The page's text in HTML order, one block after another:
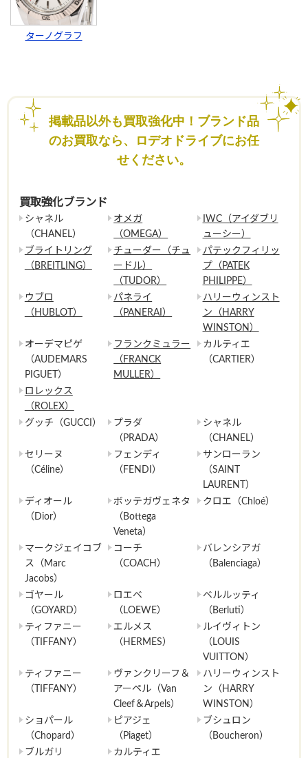
ターノグラフ
掲載品以外も買取強化中！ブランド品
のお買取なら、ロデオドライブにお任
せください。
買取強化ブランド
シャネル
（CHANEL）
オメガ
（OMEGA）
IWC（アイダブリ
ューシー）
ブライトリング
（BREITLING）
チューダー（チュ
ードル）
（TUDOR）
パテックフィリッ
プ（PATEK
PHILIPPE）
ウブロ
（HUBLOT）
パネライ
（PANERAI）
ハリーウィンスト
ン（HARRY
WINSTON）
オーデマピゲ
（AUDEMARS
PIGUET）
フランクミュラー
（FRANCK
MULLER）
カルティエ
（CARTIER）
ロレックス
（ROLEX）
グッチ（GUCCI）
プラダ
（PRADA）
シャネル
（CHANEL）
セリーヌ
（Céline）
フェンディ
（FENDI）
サンローラン
（SAINT
LAURENT）
ディオール
（Dior）
ボッテガヴェネタ
（Bottega
Veneta）
クロエ（Chloé）
マークジェイコブ
ス（Marc
Jacobs）
コーチ
（COACH）
バレンシアガ
（Balenciaga）
ゴヤール
（GOYARD）
ロエベ
（LOEWE）
ベルルッティ
（Berluti）
ティファニー
（TIFFANY）
エルメス
（HERMES）
ルイヴィトン
（LOUIS
VUITTON）
ティファニー
（TIFFANY）
ヴァンクリーフ＆
アーペル（Van
Cleef＆Arpels）
ハリーウィンスト
ン（HARRY
WINSTON）
ショパール
（Chopard）
ピアジェ
（Piaget）
ブシュロン
（Boucheron）
ブルガリ
カルティエ